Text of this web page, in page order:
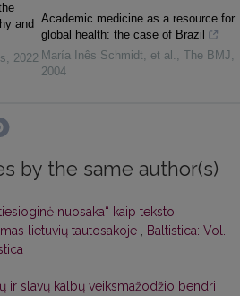
and
, 2022
Academic medicine as a resource for
global health: the case of Brazil
María Inês Schmidt, et al. , The BMJ,
2004
by the same author(s)
nuosaka“ kaip teksto
lietuvių tautosakoje , Baltistica: Vol.
ir slavų kalbų veiksmažodžio bendri